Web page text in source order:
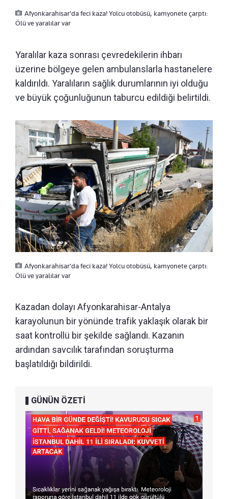
Afyonkarahisar'da feci kaza! Yolcu otobüsü, kamyonete çarptı:
Ölü ve yaralılar var
Yaralılar kaza sonrası çevredekilerin ihbarı
üzerine bölgeye gelen ambulanslarla hastanelere
kaldırıldı. Yaralıların sağlık durumlarının iyi olduğu
ve büyük çoğunluğunun taburcu edildiği belirtildi.
Afyonkarahisar'da feci kaza! Yolcu otobüsü, kamyonete çarptı:
Ölü ve yaralılar var
Kazadan dolayı Afyonkarahisar-Antalya
karayolunun bir yönünde trafik yaklaşık olarak bir
saat kontrollü bir şekilde sağlandı. Kazanın
ardından savcılık tarafından soruşturma
başlatıldığı bildirildi.
GÜNÜN ÖZETİ